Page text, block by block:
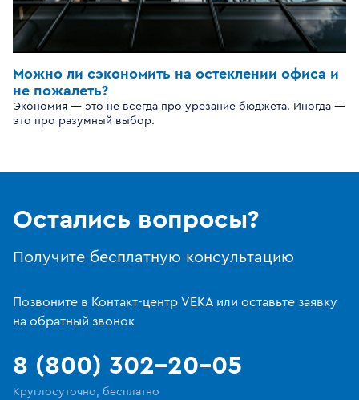
Можно ли сэкономить на остеклении офиса и
не пожалеть?
Экономия — это не всегда про урезание бюджета. Иногда —
это про разумный выбор.
Остались вопросы?
Получите бесплатную консультацию
Позвоните в Контакт-центр VEKA или оставьте заявку
на обратный звонок
8 (800) 302-20-05
Круглосуточно, бесплатно